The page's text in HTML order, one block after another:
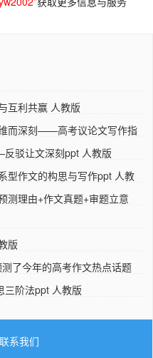
互利共赢 人教版
而深刻——高考议论文写作指
驳让文深刻ppt 人教版
型作文的构思与写作ppt 人教
测理由+作文真题+审题立意
版
了今年的高考作文热点话题
阶法ppt 人教版
联系我们